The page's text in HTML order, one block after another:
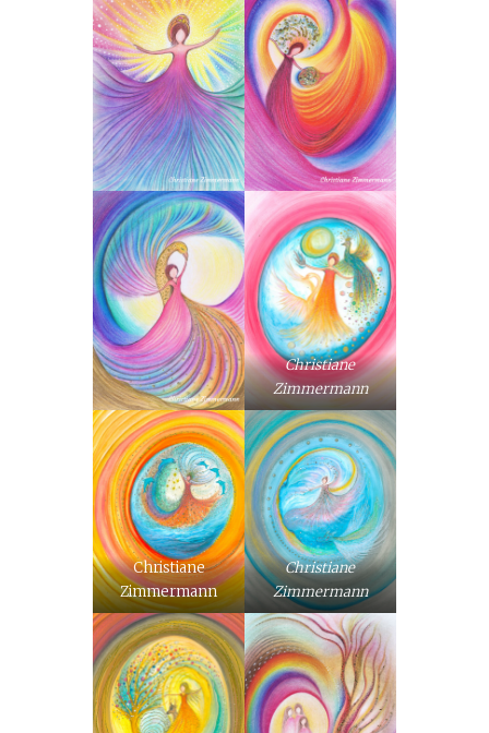
Christiane
Zimmermann
Christiane
Zimmermann
Christiane
Zimmermann